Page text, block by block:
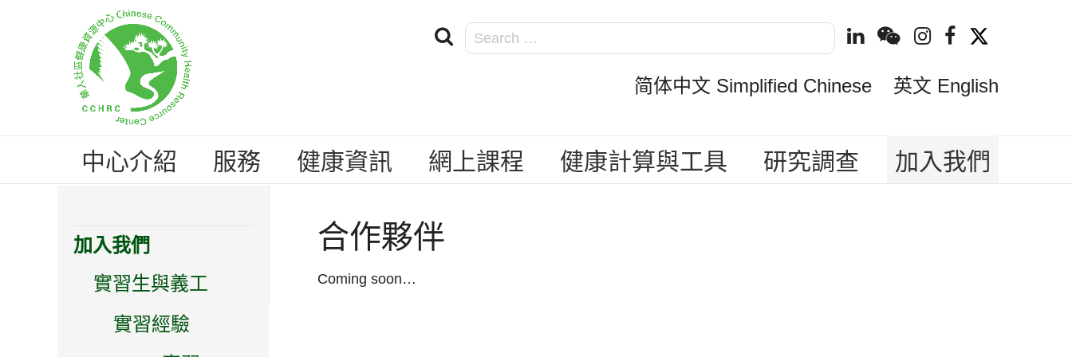
简体中文 Simplified Chinese 英文 English
中心介紹 服務 健康資訊 網上課程 健康計算與工具 研究調查 加入我們
加入我們
實習生與義工
實習經驗
合作夥伴
Coming soon…